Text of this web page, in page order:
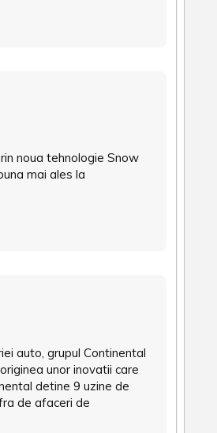
noua tehnologie Snow
mai ales la
auto, grupul Continental
unor inovatii care
detine 9 uzine de
de afaceri de